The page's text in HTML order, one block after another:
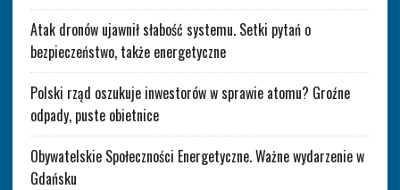
Atak dronów ujawnił słabość systemu. Setki pytań o
bezpieczeństwo, także energetyczne
Polski rząd oszukuje inwestorów w sprawie atomu? Groźne
odpady, puste obietnice
Obywatelskie Społeczności Energetyczne. Ważne wydarzenie w
Gdańsku